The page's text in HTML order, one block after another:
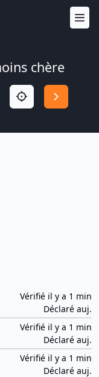
chère
Vérifié il y a 1 min
Déclaré auj.
Vérifié il y a 1 min
Déclaré auj.
Vérifié il y a 1 min
Déclaré auj.